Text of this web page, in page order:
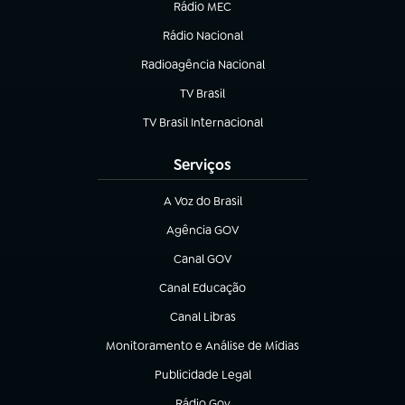
Rádio MEC
(abre em nova aba)
Rádio Nacional
Radioagência Nacional
(abre em nova aba)
TV Brasil
(abre em nova aba)
TV Brasil Internacional
(abre em nova aba)
Serviços
A Voz do Brasil
(abre em nova aba)
Agência GOV
(abre em nova aba)
Canal GOV
(abre em nova aba)
Canal Educação
(abre em nova aba)
Canal Libras
(abre em nova aba)
Monitoramento e Análise de Mídias
(abre em nova aba)
Publicidade Legal
(abre em nova aba)